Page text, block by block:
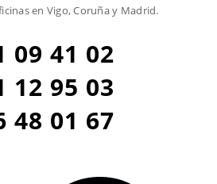
en Vigo, Coruña y Madrid.
09 41 02
12 95 03
48 01 67